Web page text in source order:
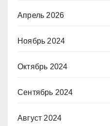
Апрель 2026
Ноябрь 2024
Октябрь 2024
Сентябрь 2024
Август 2024